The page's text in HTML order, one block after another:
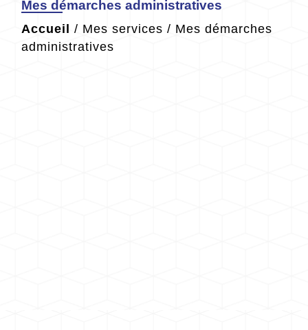
Mes démarches administratives
Accueil / Mes services / Mes démarches
administratives